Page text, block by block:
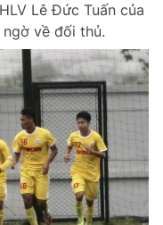
Lê Đức Tuấn của
về đối thủ.